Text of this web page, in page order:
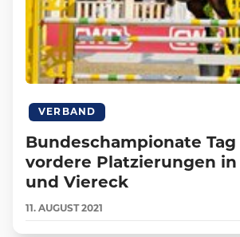
VERBAND
Bundeschampionate Tag
vordere Platzierungen in
und Viereck
11. AUGUST 2021